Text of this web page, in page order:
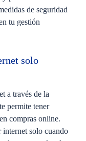
de seguridad
tu gestión
solo
a través de la
permite tener
compras online.
internet solo cuando